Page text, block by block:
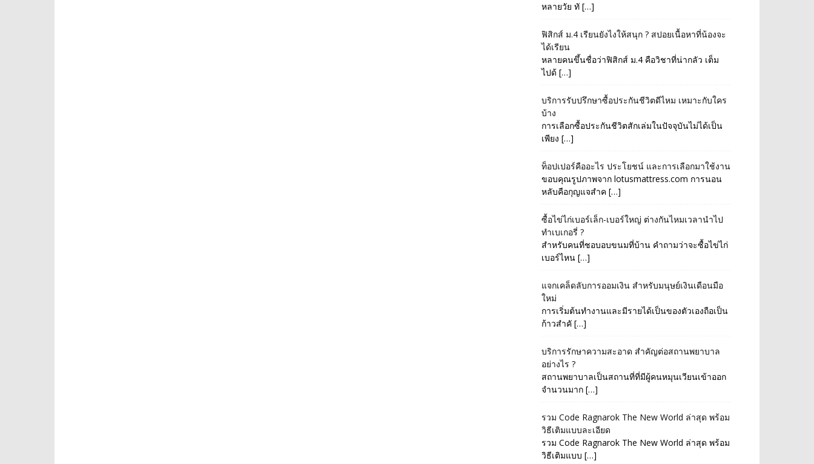
หลายวัย ทั […]
ฟิสิกส์ ม.4 เรียนยังไงให้สนุก ? สปอยเนื้อหาที่น้องจะ
ได้เรียน
หลายคนขึ้นชื่อว่าฟิสิกส์ ม.4 คือวิชาที่น่ากลัว เต็ม
ไปด้ […]
บริการรับปรึกษาซื้อประกันชีวิตดีไหม เหมาะกับใคร
บ้าง
การเลือกซื้อประกันชีวิตสักเล่มในปัจจุบันไม่ได้เป็น
เพียง […]
ท็อปเปอร์คืออะไร ประโยชน์ และการเลือกมาใช้งาน
ขอบคุณรูปภาพจาก lotusmattress.com การนอน
หลับคือกุญแจสำค […]
ซื้อไข่ไก่เบอร์เล็ก-เบอร์ใหญ่ ต่างกันไหมเวลานำไป
ทำเบเกอรี่ ?
สำหรับคนที่ชอบอบขนมที่บ้าน คำถามว่าจะซื้อไข่ไก่
เบอร์ไหน […]
แจกเคล็ดลับการออมเงิน สำหรับมนุษย์เงินเดือนมือ
ใหม่
การเริ่มต้นทำงานและมีรายได้เป็นของตัวเองถือเป็น
ก้าวสำคั […]
บริการรักษาความสะอาด สำคัญต่อสถานพยาบาล
อย่างไร ?
สถานพยาบาลเป็นสถานที่ที่มีผู้คนหมุนเวียนเข้าออก
จำนวนมาก […]
รวม Code Ragnarok The New World ล่าสุด พร้อม
วิธีเติมแบบละเอียด
รวม Code Ragnarok The New World ล่าสุด พร้อม
วิธีเติมแบบ […]